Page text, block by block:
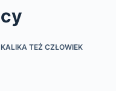
KALIKA TEŻ CZŁOWIEK